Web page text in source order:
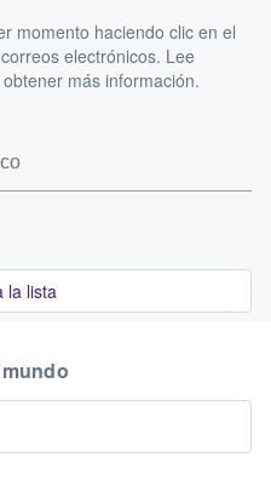
momento haciendo clic en el
electrónicos. Lee
más información.
la lista